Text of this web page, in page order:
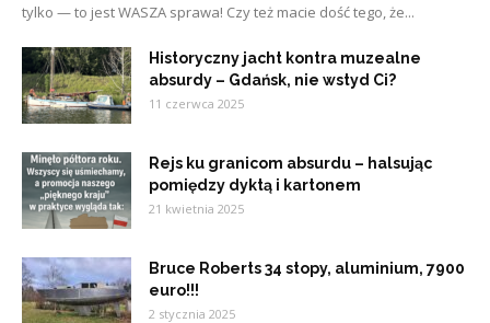
tylko — to jest WASZA sprawa! Czy też macie dość tego, że...
Historyczny jacht kontra muzealne
absurdy – Gdańsk, nie wstyd Ci?
11 czerwca 2025
Rejs ku granicom absurdu – halsując
pomiędzy dyktą i kartonem
21 kwietnia 2025
Bruce Roberts 34 stopy, aluminium, 7900
euro!!!
2 stycznia 2025